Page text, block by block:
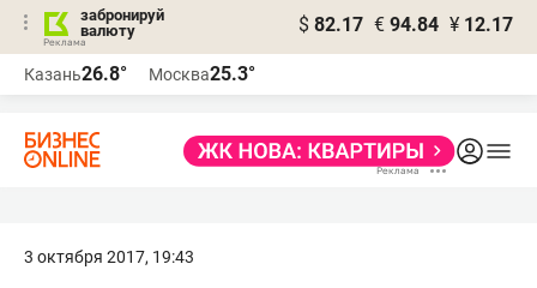
забронируй
валюту
$ 82.17 € 94.84 ¥ 12.17
Казань26.8° Москва25.3°
3 октября 2017, 19:43